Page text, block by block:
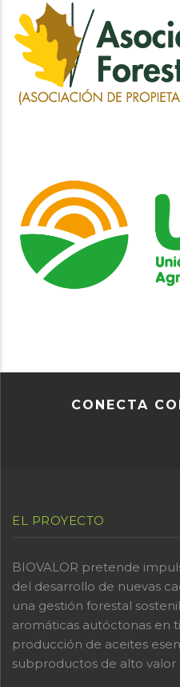
CONECTA
EL PROYECTO
BIOVALOR pretende
del desarrollo de nuevas
una gestión forestal
aromáticas autóctonas en
producción de aceites
subproductos de alto valor